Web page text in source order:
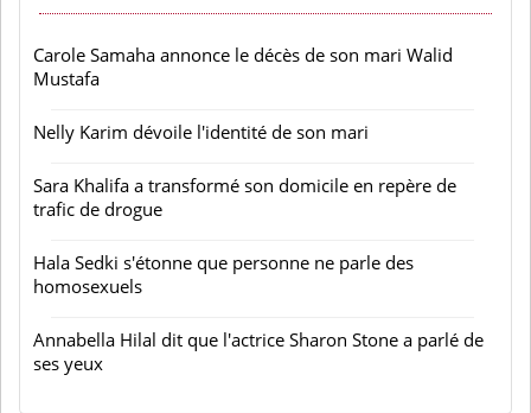
Carole Samaha annonce le décès de son mari Walid
Mustafa
Nelly Karim dévoile l'identité de son mari
Sara Khalifa a transformé son domicile en repère de
trafic de drogue
Hala Sedki s'étonne que personne ne parle des
homosexuels
Annabella Hilal dit que l'actrice Sharon Stone a parlé de
ses yeux